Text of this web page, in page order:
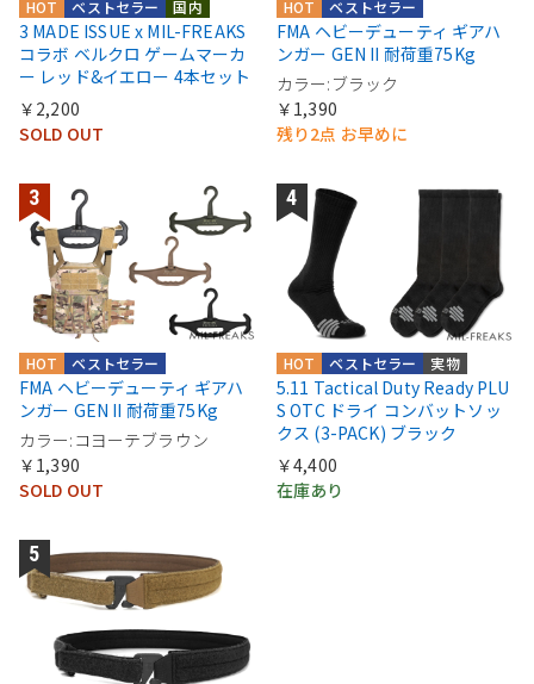
国内
ベストセラー
HOT
3 MADE ISSUE x MIL-FREAKS
コラボ ベルクロ ゲームマーカ
ー レッド&イエロー 4本セット
￥2,200
SOLD OUT
ベストセラー
HOT
FMA ヘビーデューティ ギアハ
ンガー GEN II 耐荷重75Kg
カラー:ブラック
￥1,390
残り2点 お早めに
ベストセラー
HOT
FMA ヘビーデューティ ギアハ
ンガー GEN II 耐荷重75Kg
カラー:コヨーテブラウン
￥1,390
SOLD OUT
実物
ベストセラー
HOT
5.11 Tactical Duty Ready PLU
S OTC ドライ コンバットソッ
クス (3-PACK) ブラック
￥4,400
在庫あり